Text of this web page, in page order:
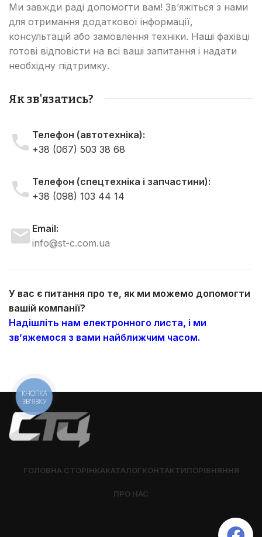
Ми завжди раді допомогти вам! Зв’яжіться з нами
для отримання додаткової інформації,
консультацій або замовлення техніки. Наші фахівці
готові відповісти на всі ваші запитання і надати
необхідну підтримку.
Як зв'язатись?
Телефон (автотехніка):
+38 (067) 503 38 68
Телефон (спецтехніка і запчастини):
+38 (098) 103 44 14
Email:
info@st-c.com.ua
У вас є питання про те, як ми можемо допомогти
вашій компанії?
Надішліть нам електронного листа, і ми
зв’яжемося з вами найближчим часом.
ГОЛОВНА СТОРІНКАКАТАЛОГКОНТАКТИПОРІВНЯННЯ
ПРО НАС
КНОПКА
ЗВ'ЯЗКУ